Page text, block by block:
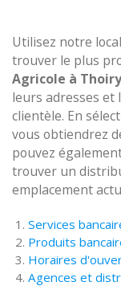
Utilisez notre
trouver le plus
Agricole à Thoiry
leurs adresses et
clientèle. En
vous obtiendrez
pouvez
trouver un
emplacement
Services
Produits
Horaires
Agences et